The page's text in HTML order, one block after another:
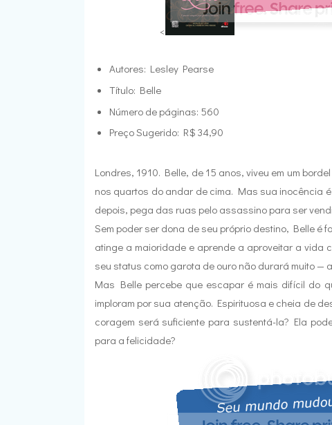
<
Autores: Lesley Pearse
Título: Belle
Número de páginas: 560
Preço Sugerido: R$ 34,90
Londres, 1910. Belle, de 15 anos, viveu em um
nos quartos do andar de cima. Mas sua inocência
depois, pega das ruas pelo assassino para ser
Sem poder ser dona de seu próprio destino, Belle é
atinge a maioridade e aprende a aproveitar a vida
seu status como garota de ouro não durará muito —
Mas Belle percebe que escapar é mais difícil do
imploram por sua atenção. Espirituosa e cheia de
coragem será suficiente para sustentá-la? Ela
para a felicidade?